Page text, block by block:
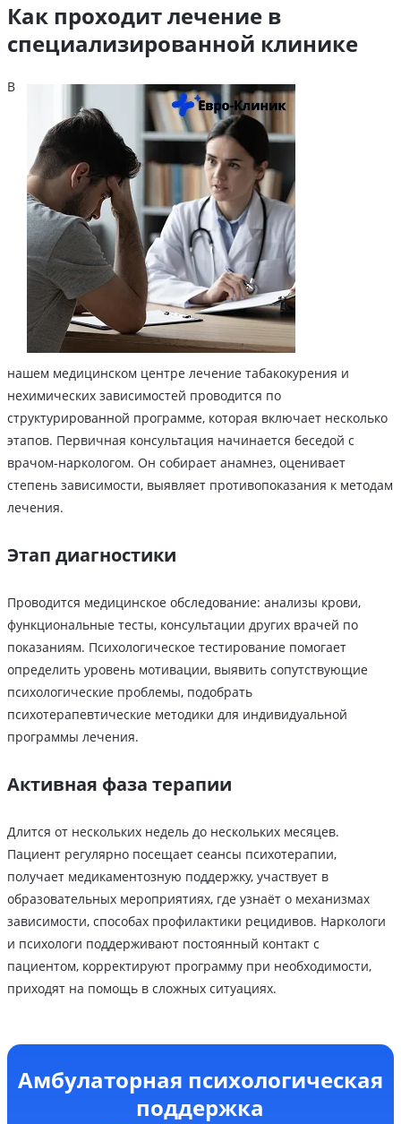
Как проходит лечение в
специализированной клинике
В
нашем медицинском центре лечение табакокурения и
нехимических зависимостей проводится по
структурированной программе, которая включает несколько
этапов. Первичная консультация начинается беседой с
врачом-наркологом. Он собирает анамнез, оценивает
степень зависимости, выявляет противопоказания к методам
лечения.
Этап диагностики
Проводится медицинское обследование: анализы крови,
функциональные тесты, консультации других врачей по
показаниям. Психологическое тестирование помогает
определить уровень мотивации, выявить сопутствующие
психологические проблемы, подобрать
психотерапевтические методики для индивидуальной
программы лечения.
Активная фаза терапии
Длится от нескольких недель до нескольких месяцев.
Пациент регулярно посещает сеансы психотерапии,
получает медикаментозную поддержку, участвует в
образовательных мероприятиях, где узнаёт о механизмах
зависимости, способах профилактики рецидивов. Наркологи
и психологи поддерживают постоянный контакт с
пациентом, корректируют программу при необходимости,
приходят на помощь в сложных ситуациях.
Амбулаторная психологическая
поддержка